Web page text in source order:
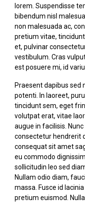
lorem. Suspendisse
bibendum nisl
non malesuada ac,
pretium vitae,
et, pulvinar
vestibulum. Cras
est posuere mi, id
Praesent dapibus sed
potenti. In laoreet,
tincidunt sem, eget
volutpat erat, vitae
augue in facilisis.
consectetur hendrerit
consequat sit amet
eu commodo
sollicitudin leo sed
Nullam odio diam,
massa. Fusce id
pretium euismod.